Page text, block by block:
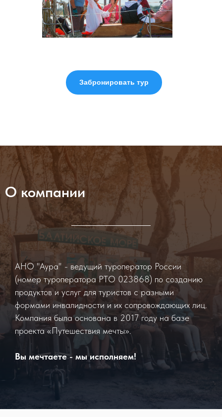
Забронировать тур
О компании
АНО "Аура" - ведущий туроператор России
(номер туроператора РТО 023868) по созданию
продуктов и услуг для туристов с разными
формами инвалидности и их сопровождающих лиц.
Компания была основана в 2017 году на базе
проекта «Путешествия мечты».
Вы мечтаете - мы исполняем!